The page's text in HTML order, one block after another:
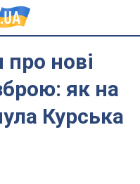
про нові
як на
Курська